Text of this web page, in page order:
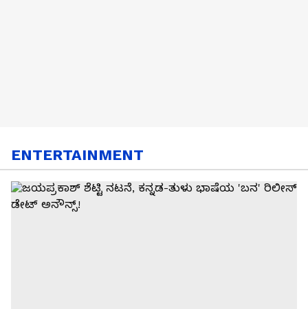
ENTERTAINMENT